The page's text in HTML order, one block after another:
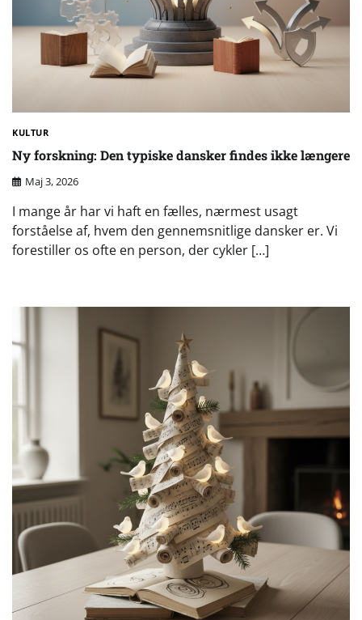
KULTUR
Ny forskning: Den typiske dansker findes ikke længere
Maj 3, 2026
I mange år har vi haft en fælles, nærmest usagt
forståelse af, hvem den gennemsnitlige dansker er. Vi
forestiller os ofte en person, der cykler […]